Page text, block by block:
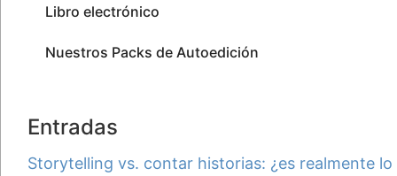
Libro electrónico
Nuestros Packs de Autoedición
Entradas
Storytelling vs. contar historias: ¿es realmente lo